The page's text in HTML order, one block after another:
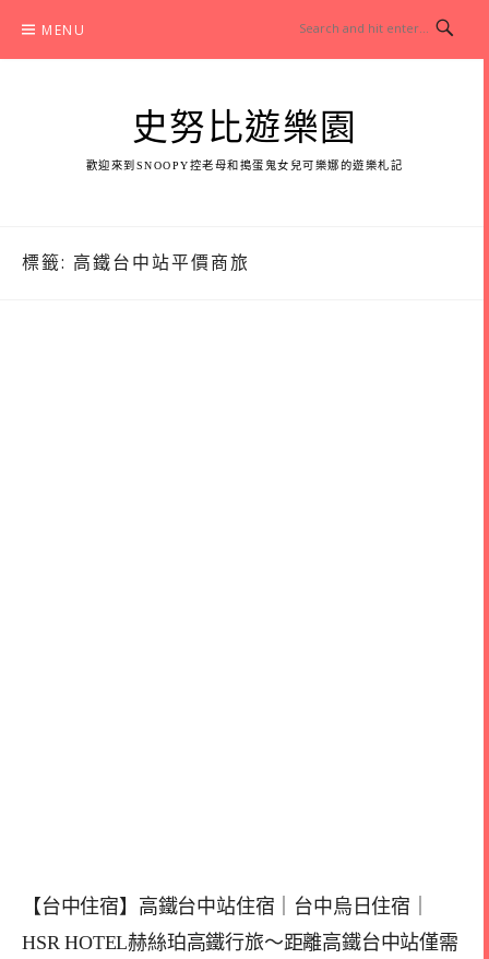
content
MENU
史努比遊樂園
歡迎來到SNOOPY控老母和搗蛋鬼女兒可樂娜的遊樂札記
標籤: 高鐵台中站平價商旅
【台中住宿】高鐵台中站住宿｜台中烏日住宿｜
HSR HOTEL赫絲珀高鐵行旅～距離高鐵台中站僅需